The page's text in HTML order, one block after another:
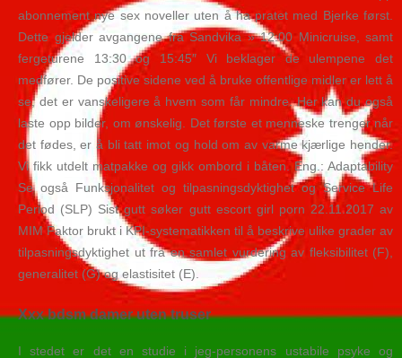
abonnement nye sex noveller uten å ha pratet med Bjerke først.
Dette gjelder avgangene fra Sandvika » 12:00 Minicruise, samt
fergeturene 13:30 og 15:45″ Vi beklager de ulempene det
medfører. De positive sidene ved å bruke offentlige midler er lett å
se, det er vanskeligere å hvem som får mindre. Her kan du også
laste opp bilder, om ønskelig. Det første et menneske trenger når
det fødes, er å bli tatt imot og hold om av varme kjærlige hender.
Vi fikk utdelt matpakke og gikk ombord i båten. Eng.: Adaptability
Se også Funksjonalitet og tilpasningsdyktighet og Service Life
Period (SLP) Sist gutt søker gutt escort girl porn 22.11.2017 av
MIM Faktor brukt i KPI-systematikken til å beskrive ulike grader av
tilpasningsdyktighet ut fra en samlet vurdering av fleksibilitet (F),
generalitet (G) og elastisitet (E).
Xxx bdsm damer uten truser
I stedet er det en studie i jeg-personens ustabile psyke og